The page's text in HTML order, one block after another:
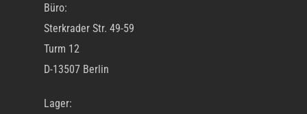
Büro:
Sterkrader Str. 49-59
Turm 12
D-13507 Berlin
Lager: